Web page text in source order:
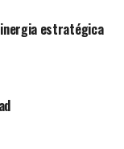
estratégica